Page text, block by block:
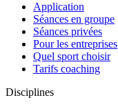
Application
Séances en groupe
Séances privées
Pour les entreprises
Quel sport choisir
Tarifs coaching
Disciplines